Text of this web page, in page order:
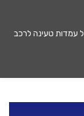
עמדות טעינה לרכב